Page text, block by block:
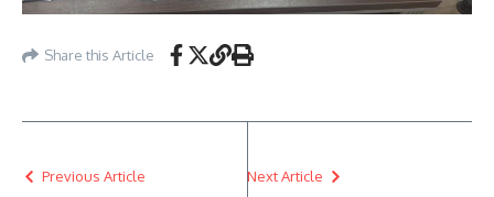
Share this Article
Previous Article Next Article